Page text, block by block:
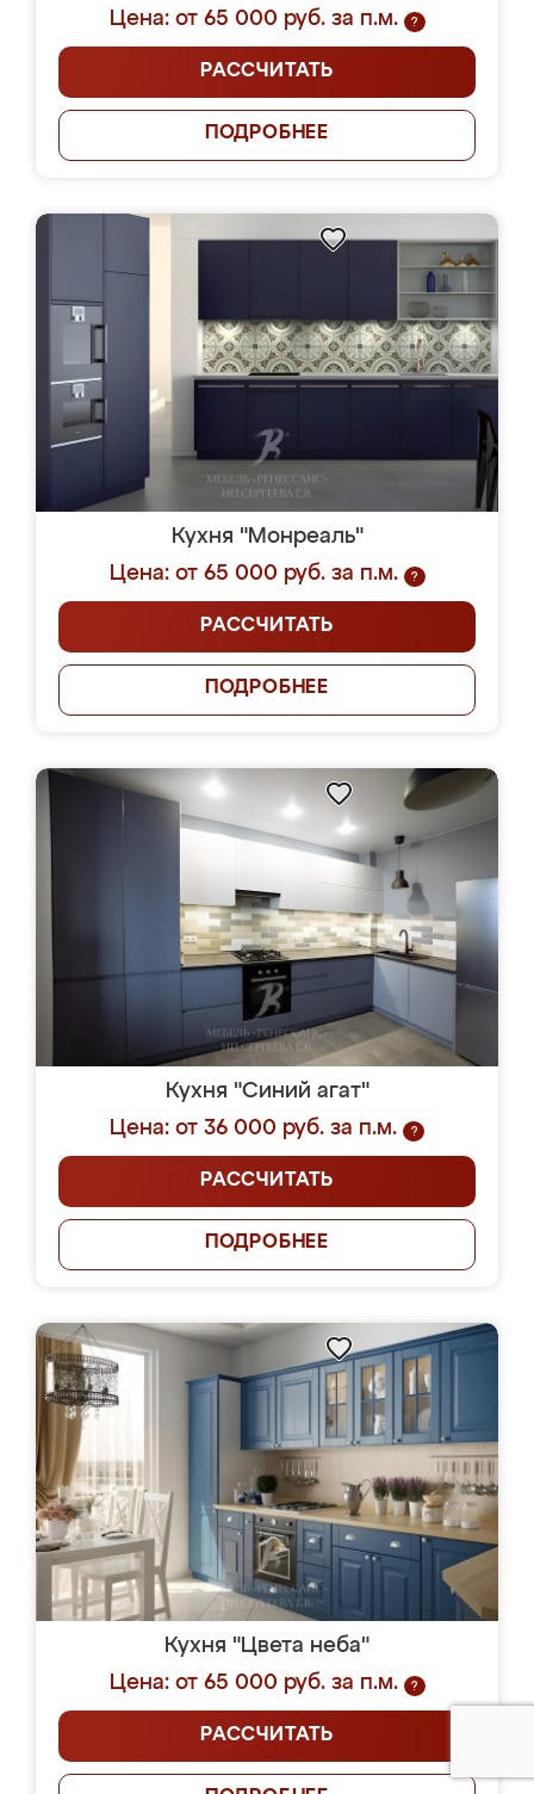
Цена: от 65 000 руб. за п.м.
?
РАССЧИТАТЬ
ПОДРОБНЕЕ
Кухня "Монреаль"
Цена: от 65 000 руб. за п.м.
?
РАССЧИТАТЬ
ПОДРОБНЕЕ
Кухня "Синий агат"
Цена: от 36 000 руб. за п.м.
?
РАССЧИТАТЬ
ПОДРОБНЕЕ
Кухня "Цвета неба"
Цена: от 65 000 руб. за п.м.
?
РАССЧИТАТЬ